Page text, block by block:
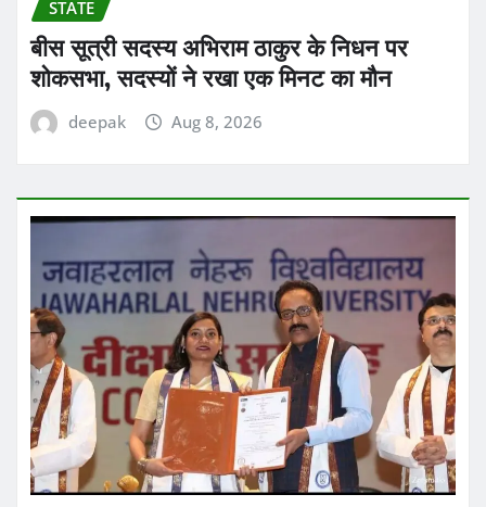
STATE
बीस सूत्री सदस्य अभिराम ठाकुर के निधन पर
शोकसभा, सदस्यों ने रखा एक मिनट का मौन
deepak Aug 8, 2026